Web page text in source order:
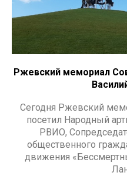
Ржевский мемориал
Сегодня Ржевский
посетил Народный
РВИО,
общественного
движения